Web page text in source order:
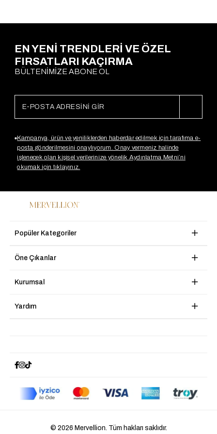
EN YENİ TRENDLERİ VE ÖZEL
FIRSATLARI KAÇIRMA
BÜLTENİMİZE ABONE OL
Kampanya, ürün ve yeniliklerden haberdar edilmek için tarafıma e-
posta gönderilmesini onaylıyorum. Onay vermeniz halinde
işlenecek olan kişisel verilerinize yönelik Aydınlatma Metni’ni
okumak için tıklayınız.
Popüler Kategoriler
Öne Çıkanlar
Kurumsal
Yardım
© 2026 Mervellion. Tüm hakları saklıdır.